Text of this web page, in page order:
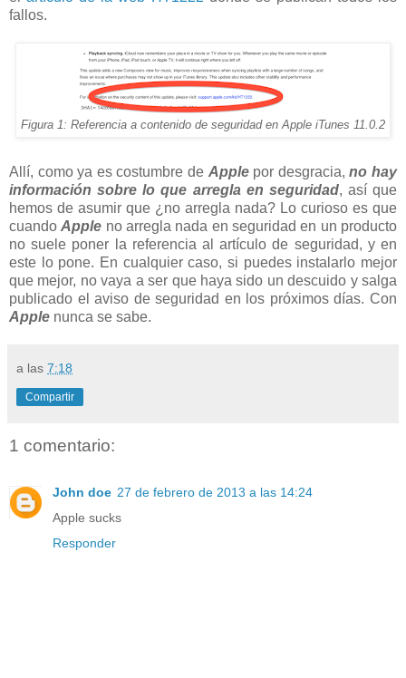
fallos.
Figura 1: Referencia a contenido de seguridad en Apple iTunes 11.0.2
Allí, como ya es costumbre de Applepor desgracia,no hay
información sobre lo que arregla en seguridad, así que
hemos de asumir que ¿no arregla nada? Lo curioso es que
cuandoApple no arregla nada en seguridad en un producto
no suele poner la referencia al artículo de seguridad, y en
este lo pone. En cualquier caso, si puedes instalarlo mejor
que mejor, no vaya a ser que haya sido un descuido y salga
publicado el aviso de seguridad en los próximos días. Con
Apple nunca se sabe.
a las 7:18
Compartir
1 comentario:
John doe 27 de febrero de 2013 a las 14:24
Apple sucks
Responder